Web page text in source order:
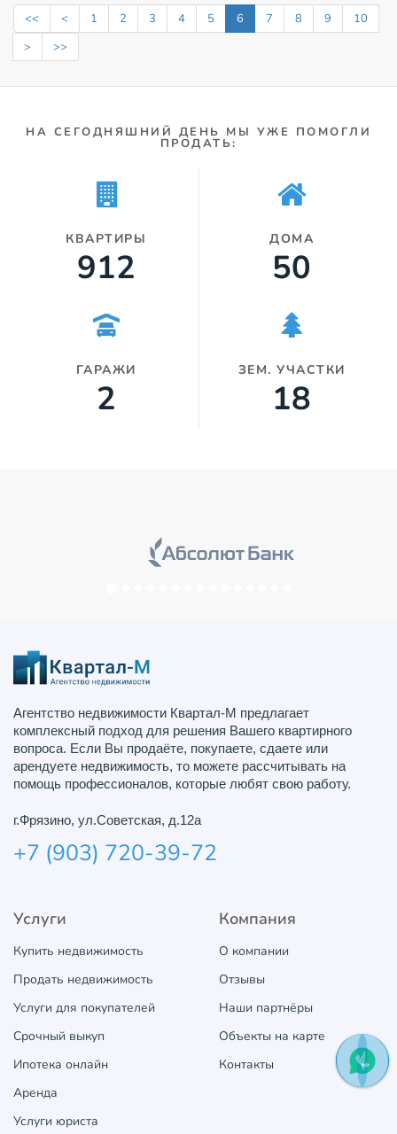
<< < 1 2 3 4 5 6 7 8 9
10
>
>>
НА СЕГОДНЯШНИЙ ДЕНЬ МЫ УЖЕ ПОМОГЛИ
ПРОДАТЬ:
КВАРТИРЫ
960
ДОМА
53
ГАРАЖИ
2
ЗЕМ. УЧАСТКИ
19
Агентство недвижимости Квартал-М предлагает
комплексный подход для решения Вашего квартирного
вопроса. Если Вы продаёте, покупаете, сдаете или
арендуете недвижимость, то можете рассчитывать на
помощь профессионалов, которые любят свою работу.
г.Фрязино, ул.Советская, д.12а
+7 (903) 720-39-72
Услуги
Купить недвижимость
Продать недвижимость
Услуги для покупателей
Срочный выкуп
Ипотека онлайн
Аренда
Услуги юриста
Компания
О компании
Отзывы
Наши партнёры
Объекты на карте
Контакты